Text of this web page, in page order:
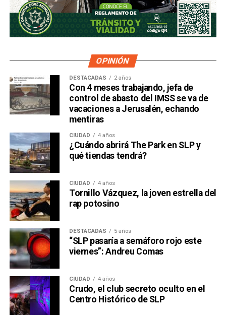
OPINIÓN
DESTACADAS 2 años
Con 4 meses trabajando, jefa de
control de abasto del IMSS se va de
vacaciones a Jerusalén, echando
mentiras
CIUDAD 4 años
¿Cuándo abrirá The Park en SLP y
qué tiendas tendrá?
CIUDAD 4 años
Tornillo Vázquez, la joven estrella del
rap potosino
DESTACADAS 5 años
“SLP pasaría a semáforo rojo este
viernes”: Andreu Comas
CIUDAD 4 años
Crudo, el club secreto oculto en el
Centro Histórico de SLP